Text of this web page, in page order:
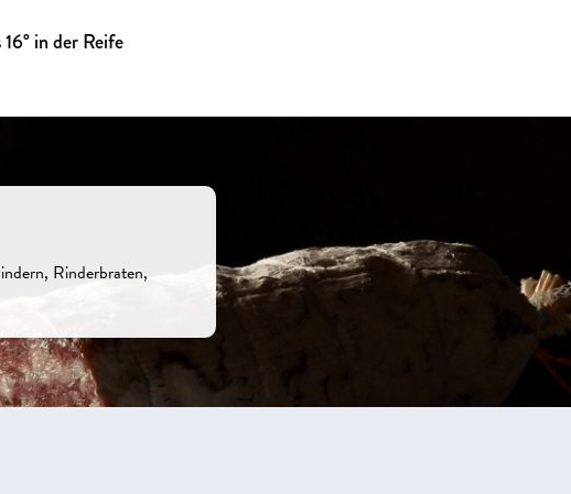
in der Reife
Rinderbraten,